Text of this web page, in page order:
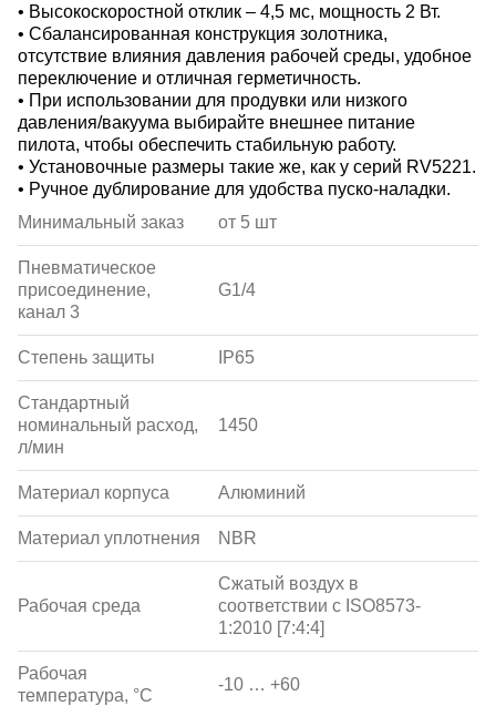
• Высокоскоростной отклик – 4,5 мс, мощность 2 Вт.
• Cбалансированная конструкция золотника,
отсутствие влияния давления рабочей среды, удобное
переключение и отличная герметичность.
• При использовании для продувки или низкого
давления/вакуума выбирайте внешнее питание
пилота, чтобы обеспечить стабильную работу.
• Установочные размеры такие же, как у серий RV5221.
• Ручное дублирование для удобства пуско-наладки.
Минимальный заказ
от 5 шт
Пневматическое
присоединение,
канал 3
G1/4
Степень защиты IP65
Стандартный
номинальный расход,
л/мин
1450
Материал корпуса Алюминий
Материал уплотнения NBR
Рабочая среда
Сжатый воздух в
соответствии с ISO8573-
1:2010 [7:4:4]
Рабочая
температура, °С
-10 … +60